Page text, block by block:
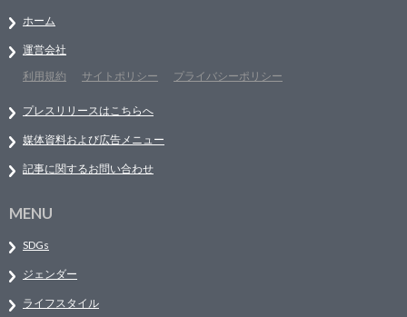
ホーム
運営会社
利用規約
サイトポリシー プライバシーポリシー
プレスリリースはこちらへ
媒体資料および広告メニュー
記事に関するお問い合わせ
MENU
SDGs
ジェンダー
ライフスタイル